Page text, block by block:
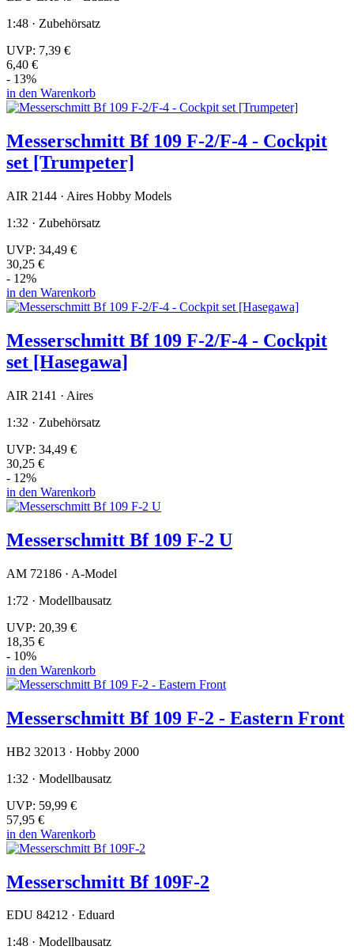
1:48 · Zubehörsatz
UVP: 7,39 €
6,40 €
- 13%
in den Warenkorb
Messerschmitt Bf 109 F-2/F-4 - Cockpit
set [Trumpeter]
AIR 2144 · Aires Hobby Models
1:32 · Zubehörsatz
UVP: 34,49 €
30,25 €
- 12%
in den Warenkorb
Messerschmitt Bf 109 F-2/F-4 - Cockpit
set [Hasegawa]
AIR 2141 · Aires
1:32 · Zubehörsatz
UVP: 34,49 €
30,25 €
- 12%
in den Warenkorb
Messerschmitt Bf 109 F-2 U
AM 72186 · A-Model
1:72 · Modellbausatz
UVP: 20,39 €
18,35 €
- 10%
in den Warenkorb
Messerschmitt Bf 109 F-2 - Eastern Front
HB2 32013 · Hobby 2000
1:32 · Modellbausatz
UVP: 59,99 €
57,95 €
in den Warenkorb
Messerschmitt Bf 109F-2
EDU 84212 · Eduard
1:48 · Modellbausatz